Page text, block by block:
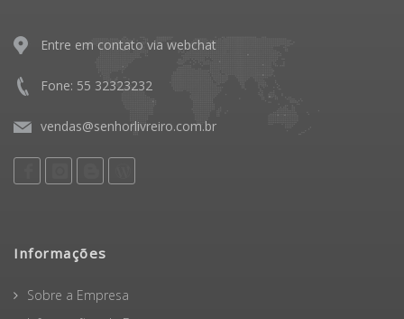
Entre em contato via webchat
Fone: 55 32323232
vendas@senhorlivreiro.com.br
Informações
Sobre a Empresa